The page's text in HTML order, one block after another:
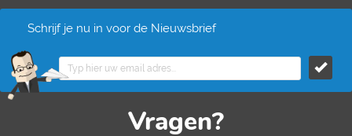
Schrijf je nu in voor de Nieuwsbrief
Vragen?